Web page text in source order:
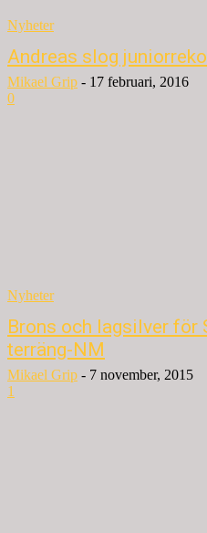
Nyheter
Andreas slog
Mikael Grip - 17 februari, 2016
0
Nyheter
Brons och lagsilver för
terräng-NM
Mikael Grip - 7 november, 2015
1